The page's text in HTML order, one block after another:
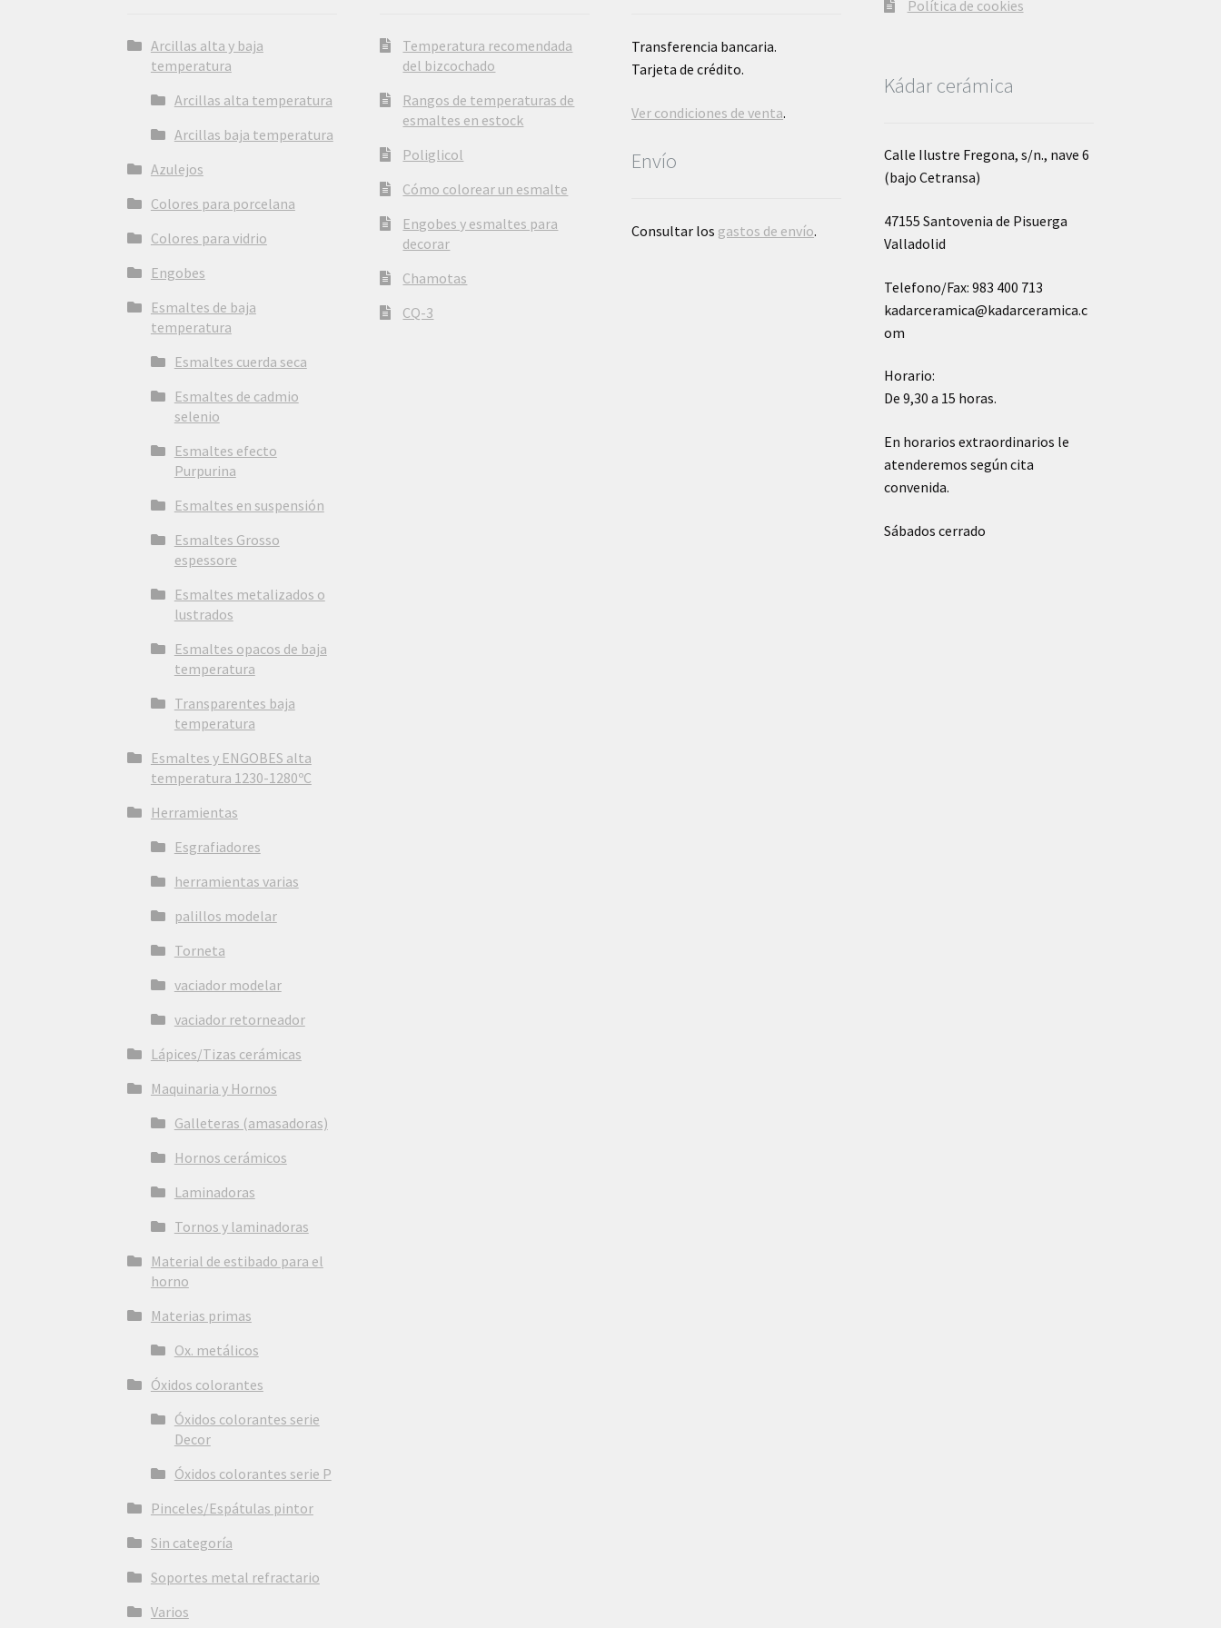
Arcillas alta y baja
temperatura
Arcillas alta temperatura
Arcillas baja temperatura
Azulejos
Colores para porcelana
Colores para vidrio
Engobes
Esmaltes de baja
temperatura
Esmaltes cuerda seca
Esmaltes de cadmio
selenio
Esmaltes efecto
Purpurina
Esmaltes en suspensión
Esmaltes Grosso
espessore
Esmaltes metalizados o
lustrados
Esmaltes opacos de baja
temperatura
Transparentes baja
temperatura
Esmaltes y ENGOBES alta
temperatura 1230-1280ºC
Herramientas
Esgrafiadores
herramientas varias
palillos modelar
Torneta
vaciador modelar
vaciador retorneador
Lápices/Tizas cerámicas
Maquinaria y Hornos
Galleteras (amasadoras)
Hornos cerámicos
Laminadoras
Tornos y laminadoras
Material de estibado para el
horno
Materias primas
Ox. metálicos
Óxidos colorantes
Óxidos colorantes serie
Decor
Óxidos colorantes serie P
Pinceles/Espátulas pintor
Sin categoría
Soportes metal refractario
Varios
Temperatura recomendada
del bizcochado
Rangos de temperaturas de
esmaltes en estock
Poliglicol
Cómo colorear un esmalte
Engobes y esmaltes para
decorar
Chamotas
CQ-3
Transferencia bancaria.
Tarjeta de crédito.
Ver condiciones de venta.
Envío
Consultar los gastos de envío.
Política de cookies
Kádar cerámica
Calle Ilustre Fregona, s/n., nave 6
(bajo Cetransa)
47155 Santovenia de Pisuerga
Valladolid
Telefono/Fax: 983 400 713
kadarceramica@kadarceramica.c
om
Horario:
De 9,30 a 15 horas.
En horarios extraordinarios le
atenderemos según cita
convenida.
Sábados cerrado